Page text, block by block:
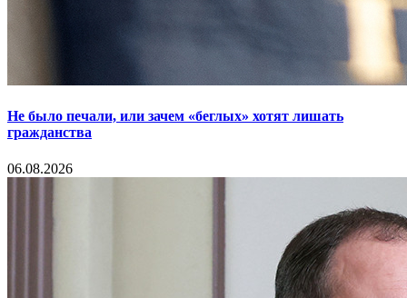
Не было печали, или зачем «беглых» хотят лишать
гражданства
06.08.2026